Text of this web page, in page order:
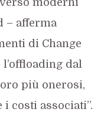
moderni
– afferma
di Change
l’offloading dal
più onerosi,
costi associati”.